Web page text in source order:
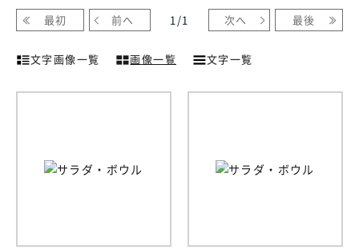
最初 前へ 1 /1 次へ 最後
文字画像一覧 画像一覧 文字一覧